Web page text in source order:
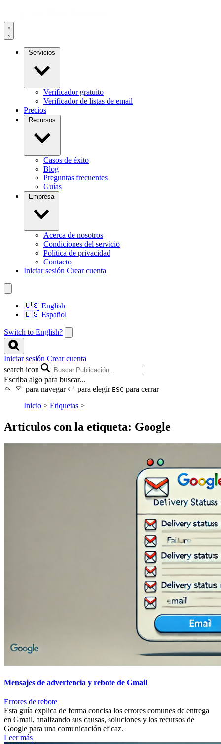
Servicios
Verificador gratuito
Verificador de listas de email
Precios
Recursos
Casos de éxito
Blog
Preguntas frecuentes
Guías
Empresa
Acerca de nosotros
Condiciones del servicio
Política de privacidad
Contacto
Iniciar sesión Crear cuenta
🇺🇸 English
🇪🇸 Español
Switch to English?
Iniciar sesión Crear cuenta
search icon
Escriba algo para buscar...
para navegar
para elegir ESC para cerrar
Inicio > Etiquetas >
Artículos con la etiqueta: Google
Mensajes de advertencia y rebote de Gmail
Errores de rebote
Esta guía explica de forma concisa los errores comunes de entrega
en Gmail, analizando sus causas, soluciones y los recursos de
Google para una comunicación eficaz.
Leer más